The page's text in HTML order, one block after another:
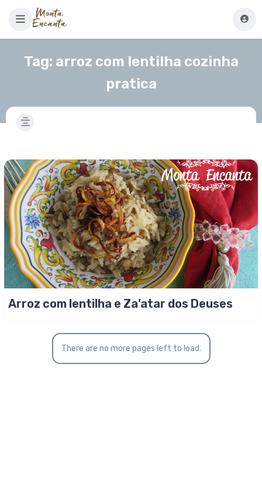
Tag: arroz com lentilha cozinha
pratica
Arroz com lentilha e Za’atar dos Deuses
There are no more pages left to load.